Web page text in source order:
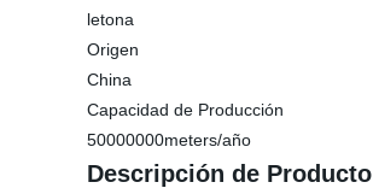
letona
Origen
China
Capacidad de Producción
50000000meters/año
Descripción de Producto